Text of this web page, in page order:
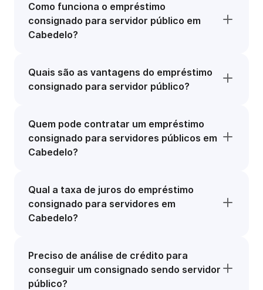
Como funciona o empréstimo
consignado para servidor público em
Cabedelo?
Quais são as vantagens do empréstimo
consignado para servidor público?
Quem pode contratar um empréstimo
consignado para servidores públicos em
Cabedelo?
Qual a taxa de juros do empréstimo
consignado para servidores em
Cabedelo?
Preciso de análise de crédito para
conseguir um consignado sendo servidor
público?